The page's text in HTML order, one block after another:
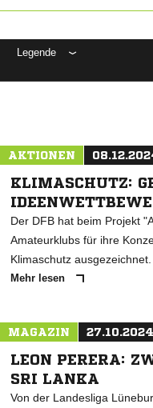
Legende
AKTIONEN
KLIMASCHUTZ:
Der DFB hat beim Projekt
Amateurklubs für ihre
Klimaschutz ausgezeichnet.
Mehr lesen
MAGAZIN
LEON PERERA:
SRI LANKA
Von der Landesliga